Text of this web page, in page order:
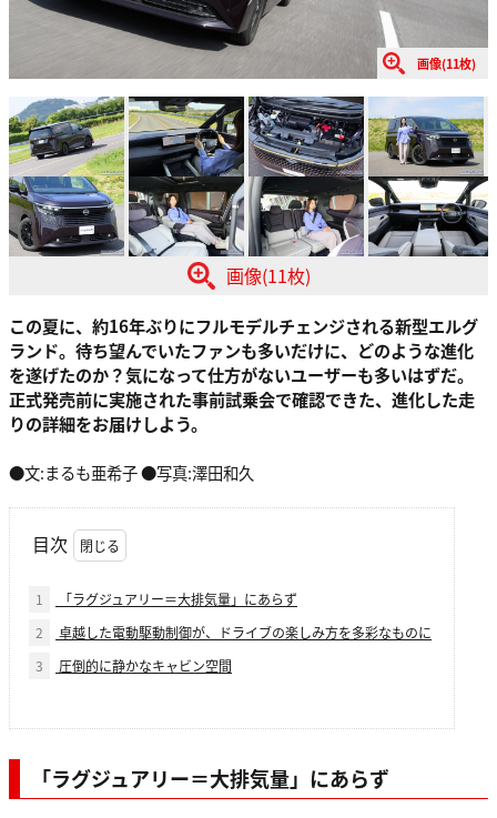
画像(11枚)
画像(11枚)
この夏に、約16年ぶりにフルモデルチェンジされる新型エルグ
ランド。待ち望んでいたファンも多いだけに、どのような進化
を遂げたのか？気になって仕方がないユーザーも多いはずだ。
正式発売前に実施された事前試乗会で確認できた、進化した走
りの詳細をお届けしよう。
●文:まるも亜希子 ●写真:澤田和久
目次
1
「ラグジュアリー＝大排気量」にあらず
2
卓越した電動駆動制御が、ドライブの楽しみ方を多彩なものに
3
圧倒的に静かなキャビン空間
「ラグジュアリー＝大排気量」にあらず